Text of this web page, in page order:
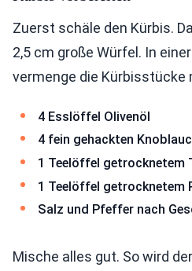
Zuerst schäle den Kürbis.
2,5 cm große Würfel. In
vermenge die Kürbisstücke
4 Esslöffel Olivenöl
4 fein gehackten
1 Teelöffel getrocknetem
1 Teelöffel getrocknetem
Salz und Pfeffer nach
Mische alles gut. So wird